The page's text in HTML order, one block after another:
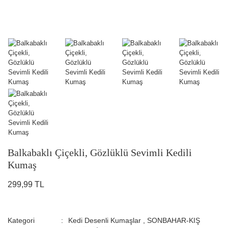
Balkabaklı Çiçekli, Gözlüklü Sevimli Kedili
Kumaş
299,99 TL
Kategori Kedi Desenli Kumaşlar
SONBAHAR-KIŞ